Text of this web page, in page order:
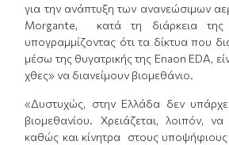
για την ανάπτυξη των ανανεώσιμων
Morgante, κατά τη διάρκεια της
υπογραμμίζοντας ότι τα δίκτυα που
μέσω της θυγατρικής της Enaon EDA,
χθες» να διανείμουν βιομεθάνιο.
«Δυστυχώς, στην Ελλάδα δεν
βιομεθανίου. Χρειάζεται, λοιπόν,
καθώς και κίνητρα στους υποψήφιους